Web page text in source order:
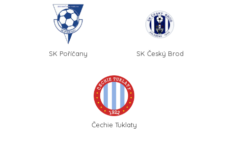
SK Poříčany SK Český Brod
Čechie Tuklaty